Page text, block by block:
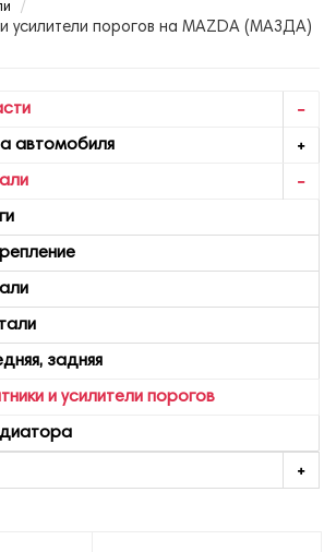
усилители порогов на MAZDA (МАЗДА)
автомобиля
задняя
и усилители порогов